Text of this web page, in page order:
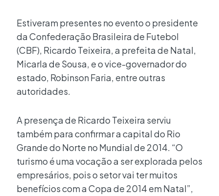
Estiveram presentes no evento o presidente
da Confederação Brasileira de Futebol
(CBF), Ricardo Teixeira, a prefeita de Natal,
Micarla de Sousa, e o vice-governador do
estado, Robinson Faria, entre outras
autoridades.
A presença de Ricardo Teixeira serviu
também para confirmar a capital do Rio
Grande do Norte no Mundial de 2014. “O
turismo é uma vocação a ser explorada pelos
empresários, pois o setor vai ter muitos
benefícios com a Copa de 2014 em Natal”,